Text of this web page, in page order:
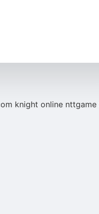
knight online nttgame